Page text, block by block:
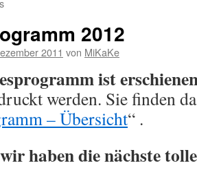
2012
2011 von MiKaKe
ist
werden. Sie finden
– Übersicht“ .
haben die nächste